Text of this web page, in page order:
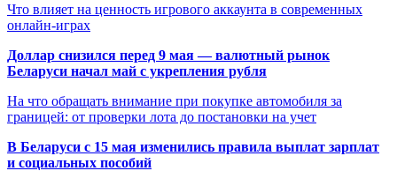
Что влияет на ценность игрового аккаунта в современных
онлайн-играх
Доллар снизился перед 9 мая — валютный рынок
Беларуси начал май с укрепления рубля
На что обращать внимание при покупке автомобиля за
границей: от проверки лота до постановки на учет
В Беларуси с 15 мая изменились правила выплат зарплат
и социальных пособий